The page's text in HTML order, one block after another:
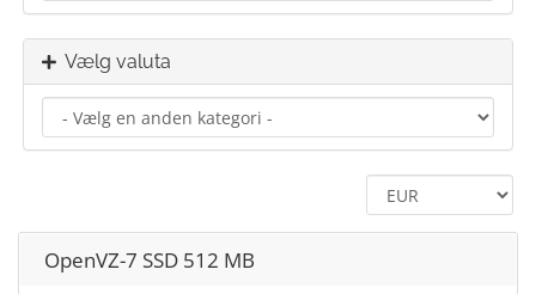
Vælg valuta
OpenVZ-7 SSD 512 MB